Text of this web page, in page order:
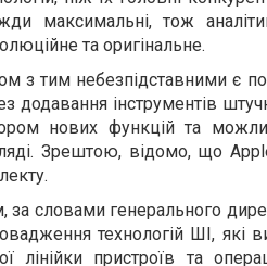
максимальні, тож
та оригінальне.
з тим небезпідставними є
додавання інструментів
нових функцій та
Зрештою, відомо, що
за словами генерального
технологій ШІ, які
лінійки пристроїв та